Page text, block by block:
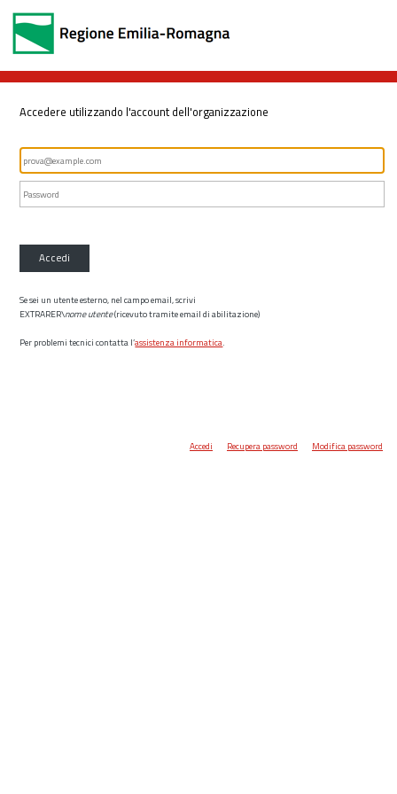
Accedere utilizzando l'account dell'organizzazione
Accedi
Se sei un utente esterno, nel campo email, scrivi
EXTRARER\nome utente(ricevuto tramite email di abilitazione)
Per problemi tecnici contatta l’assistenza informatica.
Accedi Recupera password Modifica password